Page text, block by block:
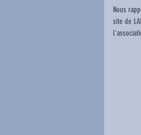
Nous
site de